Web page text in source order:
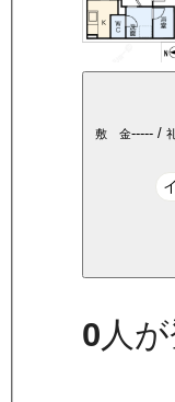
敷 金----- /
0 人